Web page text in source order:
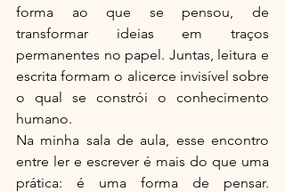
forma ao que se pensou, de
transformar ideias em traços
permanentes no papel. Juntas, leitura e
escrita formam o alicerce invisível sobre
o qual se constrói o conhecimento
humano.
Na minha sala de aula, esse encontro
entre ler e escrever é mais do que uma
prática: é uma forma de pensar.